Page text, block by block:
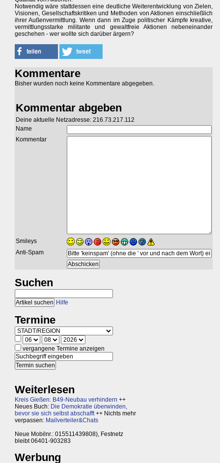
Notwendig wäre stattdessen eine deutliche Weiterentwicklung von Zielen,
Visionen, Gesellschaftskritiken und Methoden von Aktionen einschließlich
ihrer Außenvermittlung. Wenn dann im Zuge politischer Kämpfe kreative,
vermittlungsstarke militante und gewaltfreie Aktionen nebeneinander
geschehen - wer wollte sich darüber ärgern?
Kommentare
Bisher wurden noch keine Kommentare abgegeben.
Kommentar abgeben
Deine aktuelle Netzadresse: 216.73.217.112
Name
Kommentar
Smileys
Anti-Spam
Suchen
Hilfe
Termine
vergangene Termine anzeigen
Weiterlesen
Kreis Gießen: B49-Neubau verhindern ++
Neues Buch: Die Demokratie überwinden,
bevor sie sich selbst abschafft++ Nichts mehr
verpassen: Mailverteiler&Chats
Neue Mobilnr.: 015511439808), Festnetz
bleibt 06401-903283
Werbung